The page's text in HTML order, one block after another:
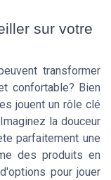
sur votre
transformer
confortable? Bien
jouent un rôle clé
la douceur
parfaitement une
des produits en
pour jouer